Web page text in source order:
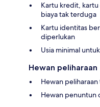
Kartu kredit,
biaya tak terduga
Kartu identitas
diperlukan
Usia minimal
Hewan peliharaan
Hewan
Hewan penuntun